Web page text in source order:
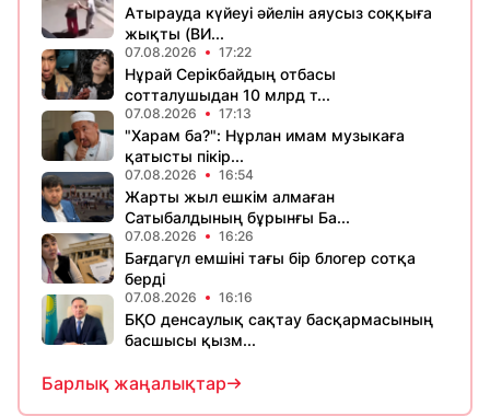
Атырауда күйеуі әйелін аяусыз соққыға
жықты (ВИ...
07.08.2026 17:22
Нұрай Серікбайдың отбасы
сотталушыдан 10 млрд т...
07.08.2026 17:13
"Харам ба?": Нұрлан имам музыкаға
қатысты пікір...
07.08.2026 16:54
Жарты жыл ешкім алмаған
Сатыбалдының бұрынғы Ба...
07.08.2026 16:26
Бағдагүл емшіні тағы бір блогер сотқа
берді
07.08.2026 16:16
БҚО денсаулық сақтау басқармасының
басшысы қызм...
Барлық жаңалықтар